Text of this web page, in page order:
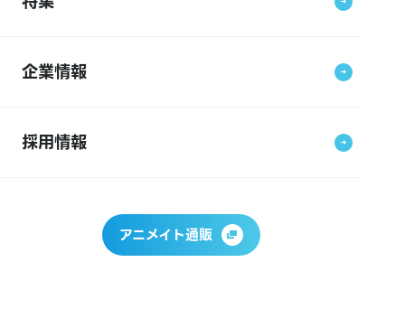
企業情報
採用情報
アニメイト通販